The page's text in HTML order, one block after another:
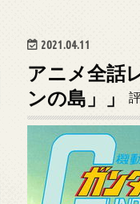
2021.04.11
アニメ全話
ンの島」」